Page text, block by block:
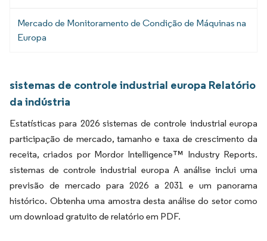
Mercado de Monitoramento de Condição de Máquinas na
Europa
sistemas de controle industrial europa Relatório
da indústria
Estatísticas para 2026 sistemas de controle industrial europa
participação de mercado, tamanho e taxa de crescimento da
receita, criados por Mordor Intelligence™ Industry Reports.
sistemas de controle industrial europa A análise inclui uma
previsão de mercado para 2026 a 2031 e um panorama
histórico. Obtenha uma amostra desta análise do setor como
um download gratuito de relatório em PDF.